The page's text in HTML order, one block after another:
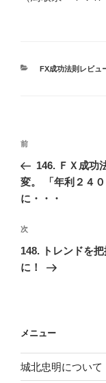
カ
FX成功法則レビュ
投
ナ
ビ
ー
シ
ョ
前
の
投
稿
前
146. ＦＸ成功
変。 「年利２４
に・・・
次
の
投
次
148. トレンドを
に！
メニュー
城北忠明について